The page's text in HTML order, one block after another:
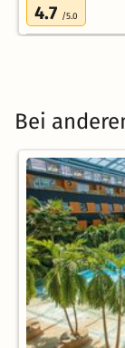
4.7 /5.0
Bei